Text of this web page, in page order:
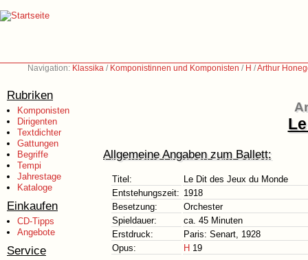
Navigation: Klassika / Komponistinnen und Komponisten / H /Arthur
Rubriken
Komponisten
Dirigenten
Textdichter
Gattungen
Begriffe
Tempi
Jahrestage
Kataloge
Einkaufen
CD-Tipps
Angebote
Service
Allgemeine Angaben zum Ballett:
Titel:
Le Dit des Jeux du Monde
Entstehungszeit: 1918
Besetzung:
Orchester
Spieldauer:
ca. 45 Minuten
Erstdruck:
Paris: Senart, 1928
Opus:
H 19